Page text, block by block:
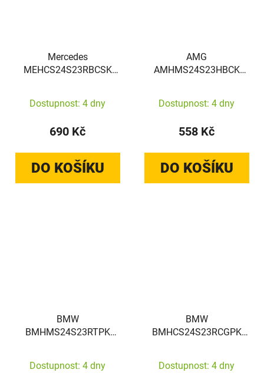
Mercedes
MEHCS24S23RBCSK
Stitches black
Dostupnost: 4 dny
690 Kč
DO KOŠÍKU
AMG
AMHMS24S23HBCK
Bicolor MagSafe black
Dostupnost: 4 dny
558 Kč
DO KOŠÍKU
BMW
BMHMS24S23RTPK
Leather Half Textured &
Dostupnost: 4 dny
BMW
BMHCS24S23RCGPK
Leather Crossing Lines
Dostupnost: 4 dny